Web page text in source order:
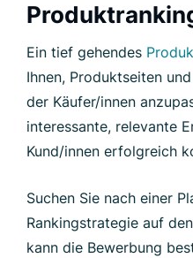
Ein tief gehendes
Ihnen, Produktseiten
der Käufer/innen
interessante, relevante
Kund/innen erfolgreich
Suchen Sie nach einer
Rankingstrategie auf
kann die Bewerbung